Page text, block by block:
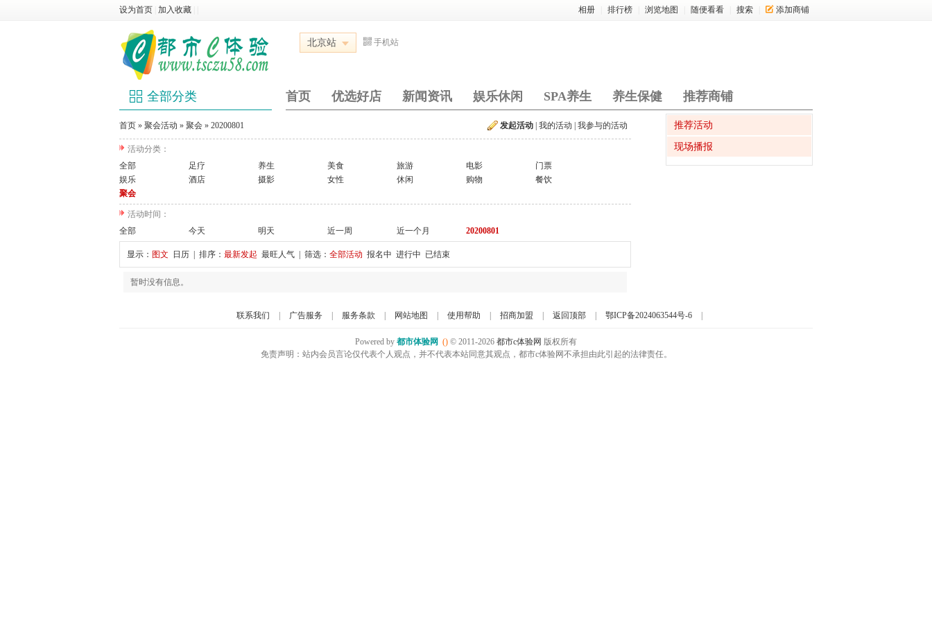
设为首页 加入收藏 相册 排行榜 浏览地图 随便看看 搜索 添加商铺
北京站 手机站
全部分类 首页 优选好店 新闻资讯 娱乐休闲 SPA养生 养生保健 推荐商铺
发起活动 我的活动 我参与的活动
首页 » 聚会活动 » 聚会 » 20200801
活动分类：
全部
足疗 养生 美食 旅游 电影
门票
娱乐
酒店 摄影 女性 休闲 购物
餐饮
聚会
活动时间：
全部
今天 明天 近一周 近一个月 20200801
显示： 图文 日历 | 排序： 最新发起 最旺人气 | 筛选： 全部活动 报名中 进行中 已结束
暂时没有信息。
推荐活动
现场播报
联系我们 广告服务 服务条款 网站地图 使用帮助 招商加盟 返回顶部 鄂ICP备2024063544号-6
Powered by 都市体验网 () © 2011-2026 都市c体验网 版权所有
免责声明：站内会员言论仅代表个人观点，并不代表本站同意其观点，都市c体验网不承担由此引起的法律责任。